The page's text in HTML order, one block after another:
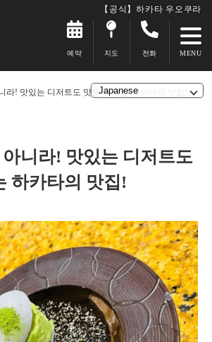
【공식】하카타 우오쿠라
예약 지도 전화
라! 맛있는 디저트도 맛볼 수 있는 하카타의 맛집!
니라! 맛있는 디저트도
하카타의 맛집!